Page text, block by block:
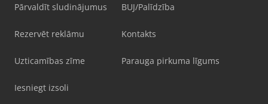
Pārvaldīt sludinājumus
Rezervēt reklāmu
Uzticamības zīme
Iesniegt izsoli
BUJ/Palīdzība
Kontakts
Parauga pirkuma līgums